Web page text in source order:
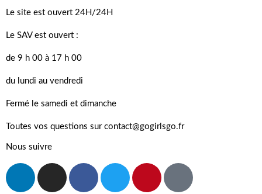
Le site est ouvert 24H/24H
Le SAV est ouvert :
de 9 h 00 à 17 h 00
du lundi au vendredi
Fermé le samedi et dimanche
Toutes vos questions sur contact@gogirlsgo.fr
Nous suivre